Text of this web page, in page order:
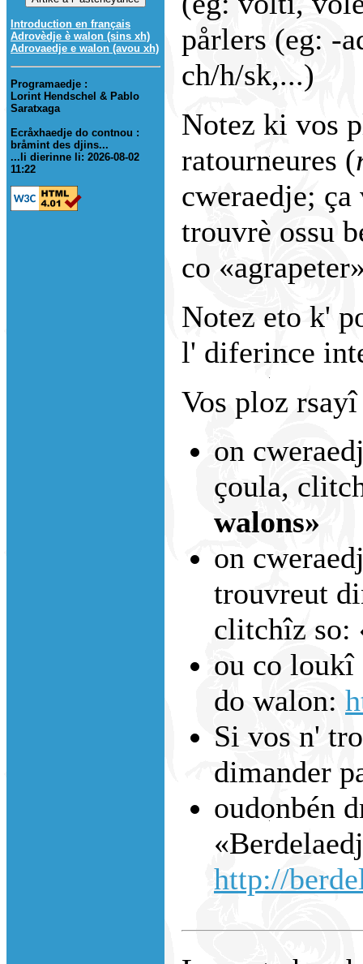
Introduction en français
Adrovèdje è walon (sins xh)
Adrovaedje e walon (avou xh)
Programaedje :
Lorint Hendschel & Pablo
Saratxaga
Ecråxhaedje do contnou :
bråmint des djins...
...li dierinne li: 2026-08-02
11:22
pårlers (eg: -
ch/h/sk,...)
Notez ki vos
ratourneures (
cweraedje;
trouvrè ossu
co
Notez eto k'
l' diferince
Vos ploz
on
çoula,
walons»
on
trouvreut
clitchîz so:
ou co loukî
do walon:
Si vos n'
dimander
oudonbén
http://